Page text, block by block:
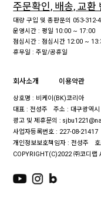
주문확인, 배송, 교환
대량 구입 및 총판문의 053-312-
운영시간 : 평일 10:00 ~ 17:00
점심시간 : 점심시간 12:00 ~
휴무일 : 주말/공휴일
회사소개 이용약관
상호명 : 비케이(BK)코리아
대표 : 전성주
주소 : 대구광역
광고 및 제휴문의 :
사업자등록번호 : 227-08-21417
개인정보보호책임자 : 전성주
COPYRIGHT(C)2022 ㈜코디랩